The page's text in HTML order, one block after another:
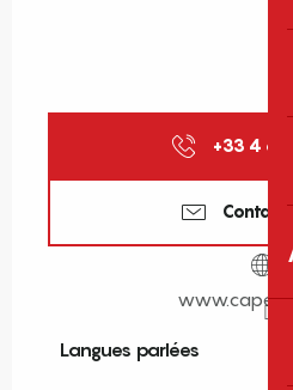
+33 4 68
Langues parlées
Langues parlées